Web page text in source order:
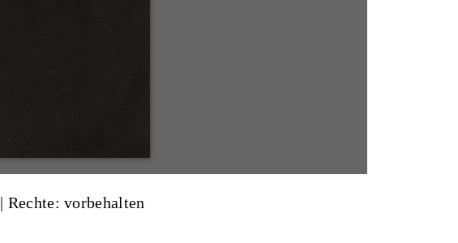
| Rechte: vorbehalten